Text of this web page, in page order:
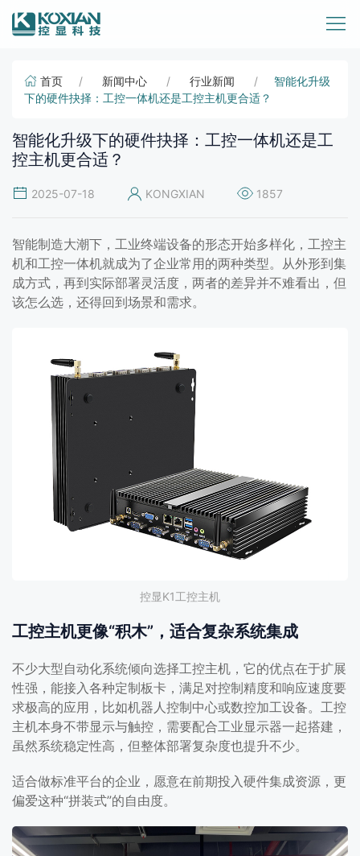
首页 新闻中心 行业新闻
智能化升级
下的硬件抉择：工控一体机还是工控主机更合适？
智能化升级下的硬件抉择：工控一体机还是工
控主机更合适？
2025-07-18 KONGXIAN 1857
智能制造大潮下，工业终端设备的形态开始多样化，工控主
机和工控一体机就成为了企业常用的两种类型。从外形到集
成方式，再到实际部署灵活度，两者的差异并不难看出，但
该怎么选，还得回到场景和需求。
控显K1工控主机
工控主机更像“积木”，适合复杂系统集成
不少大型自动化系统倾向选择工控主机，它的优点在于扩展
性强，能接入各种定制板卡，满足对控制精度和响应速度要
求极高的应用，比如机器人控制中心或数控加工设备。工控
主机本身不带显示与触控，需要配合工业显示器一起搭建，
虽然系统稳定性高，但整体部署复杂度也提升不少。
适合做标准平台的企业，愿意在前期投入硬件集成资源，更
偏爱这种“拼装式”的自由度。